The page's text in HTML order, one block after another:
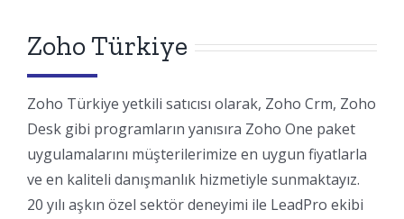
Zoho Türkiye
Zoho Türkiye yetkili satıcısı olarak, Zoho Crm, Zoho
Desk gibi programların yanısıra Zoho One paket
uygulamalarını müşterilerimize en uygun fiyatlarla
ve en kaliteli danışmanlık hizmetiyle sunmaktayız.
20 yılı aşkın özel sektör deneyimi ile LeadPro ekibi